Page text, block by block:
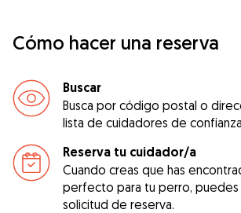
Cómo hacer una reserva
Buscar
Busca por código postal o
lista de cuidadores de
Reserva tu cuidador/a
Cuando creas que has
perfecto para tu perro, puedes
solicitud de reserva.